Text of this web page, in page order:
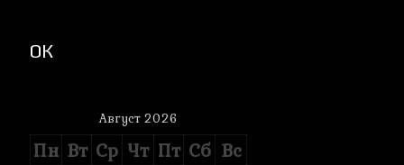
ОК
Август 2026
Пн Вт Ср Чт Пт Сб Вс